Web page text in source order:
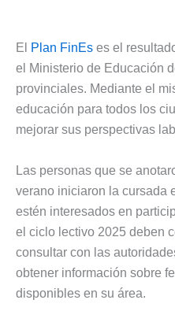
El Plan FinEs es el
el Ministerio de Educación
provinciales. Mediante el
educación para todos los
mejorar sus perspectivas
Las personas que se
verano iniciaron la cursada
estén interesados en
el ciclo lectivo 2025 deben
consultar con las
obtener información sobre
disponibles en su área.